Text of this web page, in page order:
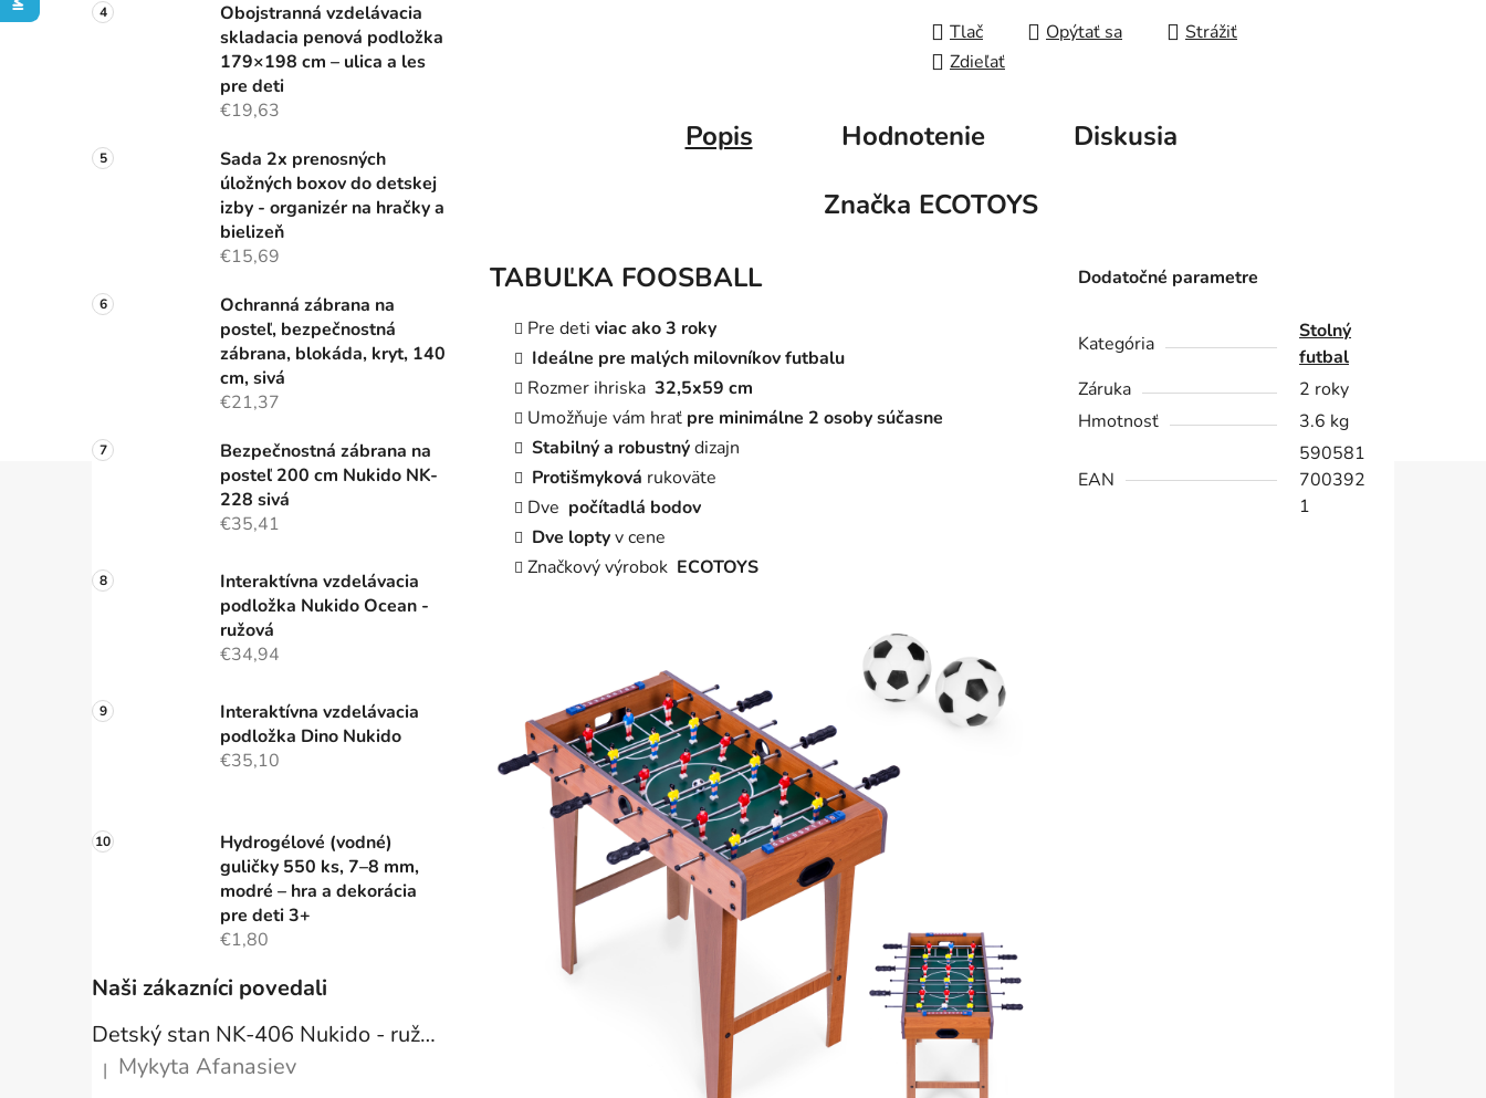
Obojstranná vzdelávacia
skladacia penová podložka
179×198 cm – ulica a les
pre deti
€19,63
Sada 2x prenosných
úložných boxov do detskej
izby - organizér na hračky a
bielizeň
€15,69
Ochranná zábrana na
posteľ, bezpečnostná
zábrana, blokáda, kryt, 140
cm, sivá
€21,37
Bezpečnostná zábrana na
posteľ 200 cm Nukido NK-
228 sivá
€35,41
Interaktívna vzdelávacia
podložka Nukido Ocean -
ružová
€34,94
Interaktívna vzdelávacia
podložka Dino Nukido
€35,10
Hydrogélové (vodné)
guličky 550 ks, 7–8 mm,
modré – hra a dekorácia
pre deti 3+
€1,80
Naši zákazníci povedali
Detský stan NK-406 Nukido - ružový
Hodnotenie produktu je 5 z 5 hviezdičiek.
| Mykyta Afanasiev
Tlač Opýtať sa
Strážiť
Zdieľať
Popis Hodnotenie
Diskusia
Značka ECOTOYS
TABUĽKA FOOSBALL
Pre deti viac ako 3 roky
Ideálne pre malých milovníkov futbalu
Rozmer ihriska 32,5x59 cm
Umožňuje vám hrať pre minimálne 2 osoby súčasne
Stabilný a robustnýdizajn
Protišmyková rukoväte
Dve počítadlá bodov
Dve loptyv cene
Značkový výrobok ECOTOYS
Dodatočné parametre
Kategória
Stolný
futbal
Záruka
2 roky
Hmotnosť
3.6 kg
EAN
590581
700392
1